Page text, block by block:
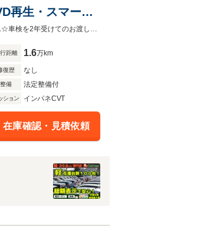
再生・スマート
グ!
ご来店頂き現車確認が出来る方のみ販売可能です！業販は不可となります。修復歴はありません☆車検を2年受けてのお渡し☆安心の法定整備付き☆
距離 1.6万km
復歴 なし
整備 法定整備付
ション インパネCVT
在庫確認・見積依頼